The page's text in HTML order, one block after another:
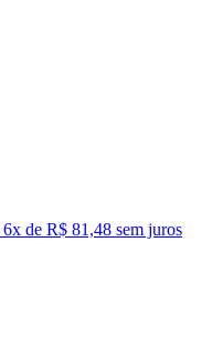
6x de R$ 81,48 sem juros